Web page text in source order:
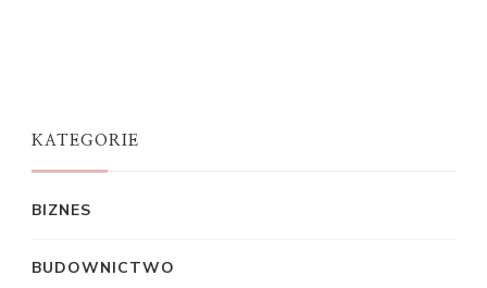
KATEGORIE
BIZNES
BUDOWNICTWO